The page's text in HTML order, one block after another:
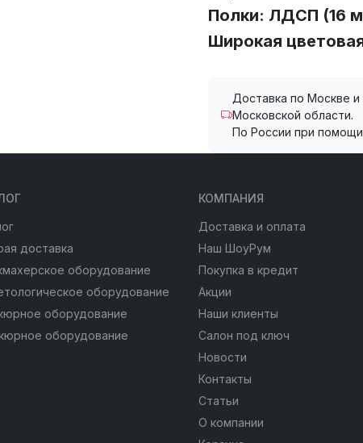
Полки: ЛДСП (16
Широкая
Доставка по Москве и
Московской области.
По России при
доставка
оборудование
оборудование
оборудование
оборудование
КОМПАНИЯ
Доставка и оплата
Наш ШоуРум
Покупка в кредит
Акции
Наши клиенты
Салон под ключ
Новости
Контакты
Статьи
О компании